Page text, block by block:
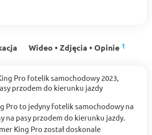
Wideo • Zdjęcia • Opinie 1
Pro to jedyny fotelik samochodowy na
na pasy przodem do kierunku jazdy.
King Pro został doskonale